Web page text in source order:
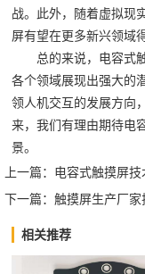
战。此外，随着虚拟现
屏有望在更多新兴领域
总的来说，电容式
各个领域展现出强大的
领人机交互的发展方向
来，我们有理由期待电
景。‍
上一篇： 电容式触摸屏技
下一篇： 触摸屏生产厂家
相关推荐